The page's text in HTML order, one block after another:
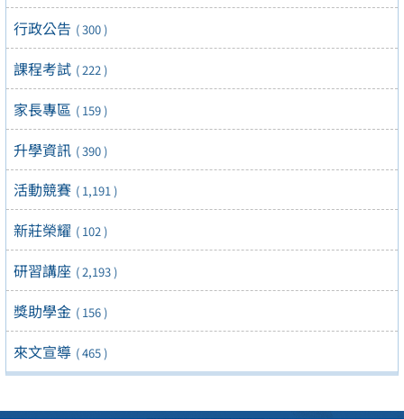
行政公告 ( 300 )
課程考試 ( 222 )
家長專區 ( 159 )
升學資訊 ( 390 )
活動競賽 ( 1,191 )
新莊榮耀 ( 102 )
研習講座 ( 2,193 )
獎助學金 ( 156 )
來文宣導 ( 465 )